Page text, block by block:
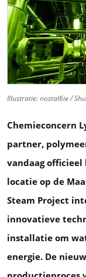
Illustratie: nostal6ie /
Chemieconcern
partner,
vandaag officieel
locatie op de
Steam Project
innovatieve
installatie om
energie. De